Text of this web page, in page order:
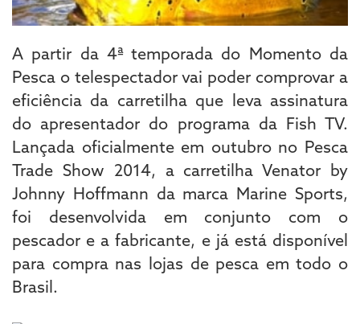
A partir da 4ª temporada do Momento da
Pesca o telespectador vai poder comprovar a
eficiência da carretilha que leva assinatura
do apresentador do programa da Fish TV.
Lançada oficialmente em outubro no Pesca
Trade Show 2014, a carretilha Venator by
Johnny Hoffmann da marca Marine Sports,
foi desenvolvida em conjunto com o
pescador e a fabricante, e já está disponível
para compra nas lojas de pesca em todo o
Brasil.